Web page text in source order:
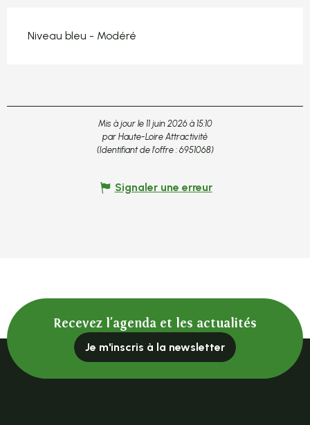
Niveau bleu - Modéré
Mis à jour le 11 juin 2026 à 15:10
par Haute-Loire Attractivité
(Identifiant de l'offre : 6951068)
Signaler une erreur
Recevez l'agenda et les actualités
Je m'inscris à la newsletter